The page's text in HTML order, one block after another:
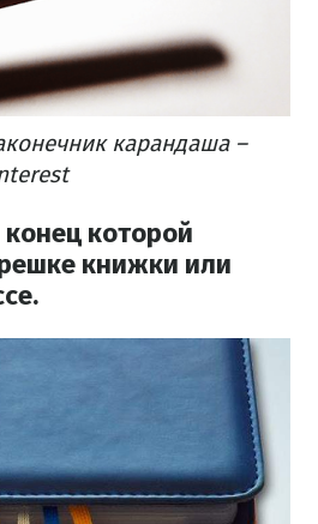
карандаша –
которой
книжки или